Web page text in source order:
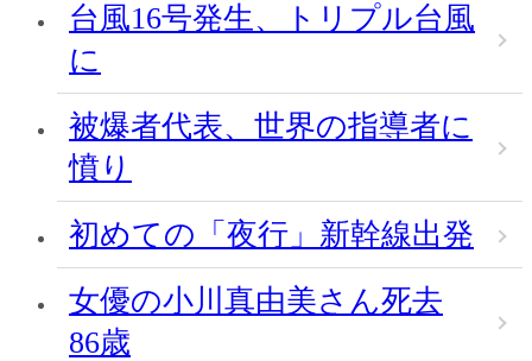
台風16号発生、トリプル台風
に
被爆者代表、世界の指導者に
憤り
初めての「夜行」新幹線出発
女優の小川真由美さん死去
86歳